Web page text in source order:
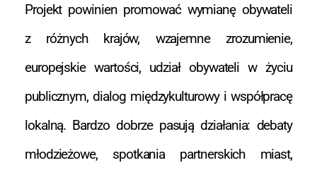
Projekt powinien promować wymianę obywateli
z różnych krajów, wzajemne zrozumienie,
europejskie wartości, udział obywateli w życiu
publicznym, dialog międzykulturowy i współpracę
lokalną. Bardzo dobrze pasują działania: debaty
młodzieżowe, spotkania partnerskich miast,